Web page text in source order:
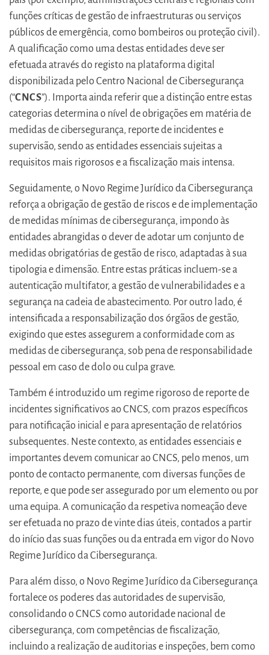
funções críticas de gestão de infraestruturas ou serviços
públicos de emergência, como bombeiros ou proteção civil).
A qualificação como uma destas entidades deve ser
efetuada através do registo na plataforma digital
disponibilizada pelo Centro Nacional de Cibersegurança
(“CNCS”). Importa ainda referir que a distinção entre estas
categorias determina o nível de obrigações em matéria de
medidas de cibersegurança, reporte de incidentes e
supervisão, sendo as entidades essenciais sujeitas a
requisitos mais rigorosos e a fiscalização mais intensa.
Seguidamente, o Novo Regime Jurídico da Cibersegurança
reforça a obrigação de gestão de riscos e de implementação
de medidas mínimas de cibersegurança, impondo às
entidades abrangidas o dever de adotar um conjunto de
medidas obrigatórias de gestão de risco, adaptadas à sua
tipologia e dimensão. Entre estas práticas incluem-se a
autenticação multifator, a gestão de vulnerabilidades e a
segurança na cadeia de abastecimento. Por outro lado, é
intensificada a responsabilização dos órgãos de gestão,
exigindo que estes assegurem a conformidade com as
medidas de cibersegurança, sob pena de responsabilidade
pessoal em caso de dolo ou culpa grave.
Também é introduzido um regime rigoroso de reporte de
incidentes significativos ao CNCS, com prazos específicos
para notificação inicial e para apresentação de relatórios
subsequentes. Neste contexto, as entidades essenciais e
importantes devem comunicar ao CNCS, pelo menos, um
ponto de contacto permanente, com diversas funções de
reporte, e que pode ser assegurado por um elemento ou por
uma equipa. A comunicação da respetiva nomeação deve
ser efetuada no prazo de vinte dias úteis, contados a partir
do início das suas funções ou da entrada em vigor do Novo
Regime Jurídico da Cibersegurança.
Para além disso, o Novo Regime Jurídico da Cibersegurança
fortalece os poderes das autoridades de supervisão,
consolidando o CNCS como autoridade nacional de
cibersegurança, com competências de fiscalização,
incluindo a realização de auditorias e inspeções, bem como